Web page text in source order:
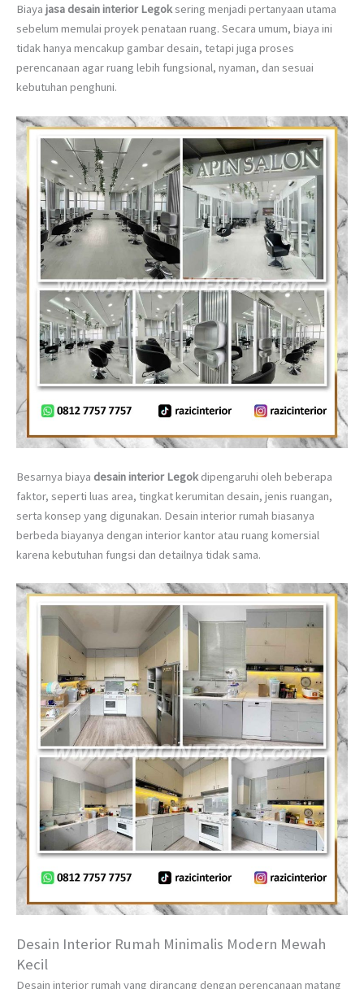
Biaya jasa desain interior Legoksering menjadi pertanyaan utama
sebelum memulai proyek penataan ruang. Secara umum, biaya ini
tidak hanya mencakup gambar desain, tetapi juga proses
perencanaan agar ruang lebih fungsional, nyaman, dan sesuai
kebutuhan penghuni.
Besarnya biaya desain interior Legokdipengaruhi oleh beberapa
faktor, seperti luas area, tingkat kerumitan desain, jenis ruangan,
serta konsep yang digunakan. Desain interior rumah biasanya
berbeda biayanya dengan interior kantor atau ruang komersial
karena kebutuhan fungsi dan detailnya tidak sama.
Desain Interior Rumah Minimalis Modern Mewah
Kecil
Desain interior rumah yang dirancang dengan perencanaan matang